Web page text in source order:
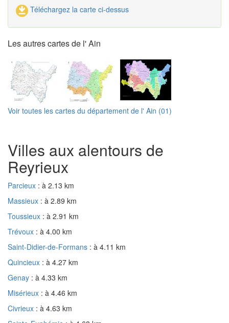
Téléchargez la carte ci-dessus
Les autres cartes de l' Ain
Voir toutes les cartes du département de l' Ain (01)
Villes aux alentours de
Reyrieux
Parcieux : à 2.13 km
Massieux : à 2.89 km
Toussieux : à 2.91 km
Trévoux : à 4.00 km
Saint-Didier-de-Formans : à 4.11 km
Quincieux : à 4.27 km
Genay : à 4.33 km
Misérieux : à 4.46 km
Civrieux : à 4.63 km